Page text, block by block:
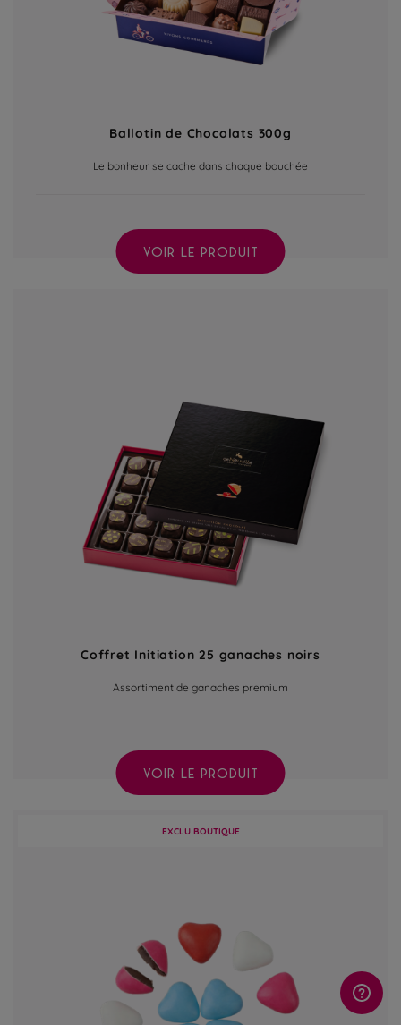
Ballotin de Chocolats 300g
Le bonheur se cache dans chaque bouchée
VOIR LE PRODUIT
Coffret Initiation 25 ganaches noirs
Assortiment de ganaches premium
VOIR LE PRODUIT
EXCLU BOUTIQUE